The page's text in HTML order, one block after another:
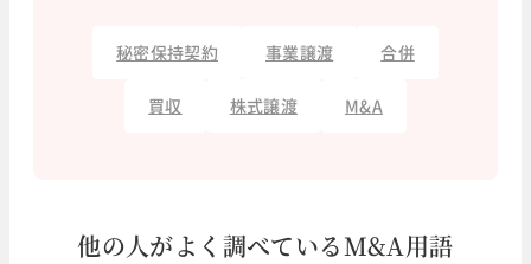
秘密保持契約 事業譲渡 合併
買収 株式譲渡 M&A
他の人がよく調べているM&A用語